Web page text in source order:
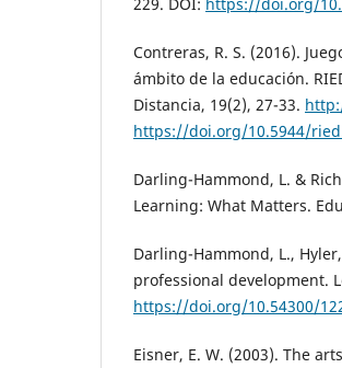
Contreras, R. S. (2016).
ámbito de la educación.
Distancia, 19(2), 27-33.
https://doi.org/10.5944/
Darling-Hammond, L. &
Learning: What Matters.
Darling-Hammond, L.,
professional development.
https://doi.org/10.54300/
Eisner, E. W. (2003). The